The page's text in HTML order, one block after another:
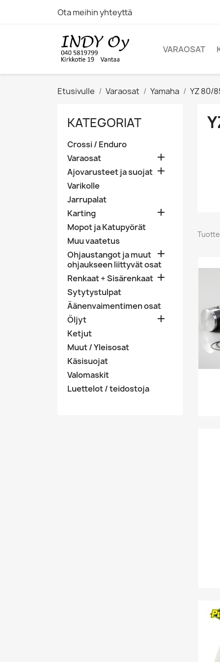
Ota meihin yhteyttä
VARAOSAT
Etusivulle Varaosat Yamaha YZ 80/
KATEGORIAT
Crossi / Enduro
Varaosat

Ajovarusteet ja suojat 
Varikolle
Jarrupalat
Karting

Mopot ja Katupyörät
Muu vaatetus
Ohjaustangot ja muut
ohjaukseen liittyvät osat

Renkaat + Sisärenkaat 
Sytytystulpat
Äänenvaimentimen osat
Öljyt

Ketjut
Muut / Yleisosat
Käsisuojat
Valomaskit
Luettelot / teidostoja